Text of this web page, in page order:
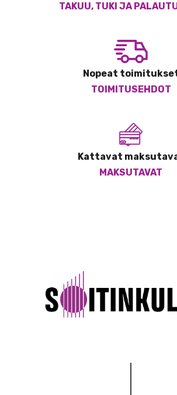
TAKUU, TUKI JA
Nopeat
TOIMITUSEHDOT
Kattavat
MAKSUTAVAT